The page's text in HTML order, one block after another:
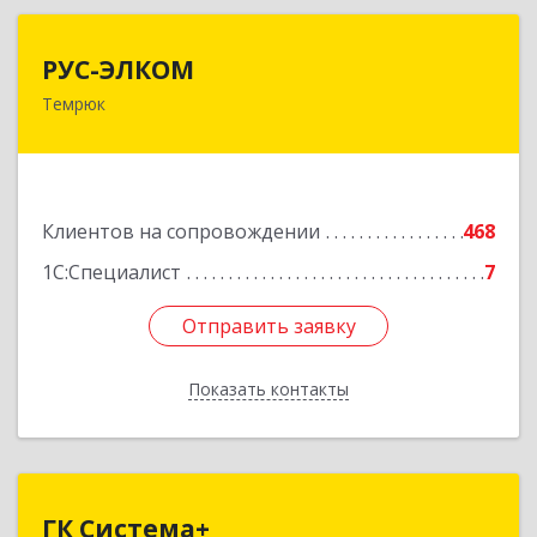
РУС-ЭЛКОМ
Темрюк
Клиентов на сопровождении
468
1С:Специалист
7
Отправить заявку
Показать контакты
353500, Краснодарский край, Темрюкский р-н,
Отправить заявку
Назад
ГК Система+